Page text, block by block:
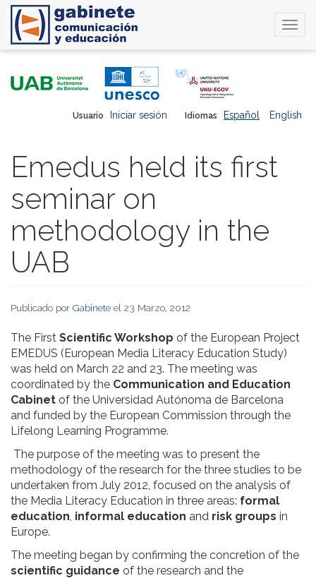
Idiomas Español English
Usuario Iniciar sesión
Emedus held its first
seminar on
methodology in the
UAB
Publicado por Gabinete el 23 Marzo, 2012
The First Scientific Workshop of the European Project
EMEDUS (European Media Literacy Education Study)
was held on March 22 and 23. The meeting was
coordinated by the Communication and Education
Cabinet of the Universidad Autónoma de Barcelona
and funded by the European Commission through the
Lifelong Learning Programme.
The purpose of the meeting was to present the
methodology of the research for the three studies to be
undertaken from July 2012, focused on the analysis of
the Media Literacy Education in three areas: formal
education, informal education and risk groups in
Europe.
The meeting began by confirming the concretion of the
scientific guidance of the research and the